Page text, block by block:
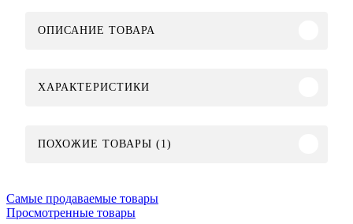
ОПИСАНИЕ ТОВАРА
ХАРАКТЕРИСТИКИ
ПОХОЖИЕ ТОВАРЫ (1)
Самые продаваемые товары
Просмотренные товары